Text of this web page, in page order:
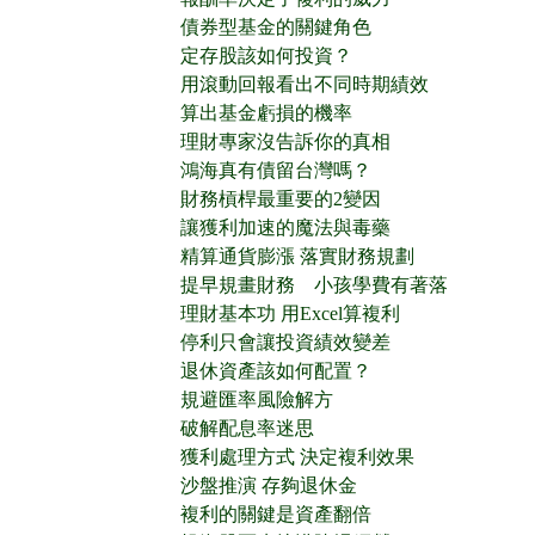
債券型基金的關鍵角色
定存股該如何投資？
用滾動回報看出不同時期績效
算出基金虧損的機率
理財專家沒告訴你的真相
鴻海真有債留台灣嗎？
財務槓桿最重要的2變因
讓獲利加速的魔法與毒藥
精算通貨膨漲 落實財務規劃
提早規畫財務 小孩學費有著落
理財基本功 用Excel算複利
停利只會讓投資績效變差
退休資產該如何配置？
規避匯率風險解方
破解配息率迷思
獲利處理方式 決定複利效果
沙盤推演 存夠退休金
複利的關鍵是資產翻倍